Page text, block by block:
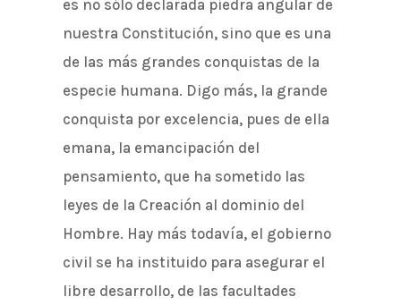
es no sólo declarada piedra angular de
nuestra Constitución, sino que es una
de las más grandes conquistas de la
especie humana. Digo más, la grande
conquista por excelencia, pues de ella
emana, la emancipación del
pensamiento, que ha sometido las
leyes de la Creación al dominio del
Hombre. Hay más todavía, el gobierno
civil se ha instituido para asegurar el
libre desarrollo, de las facultades